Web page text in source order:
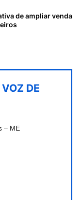
de ampliar venda
DE
– ME